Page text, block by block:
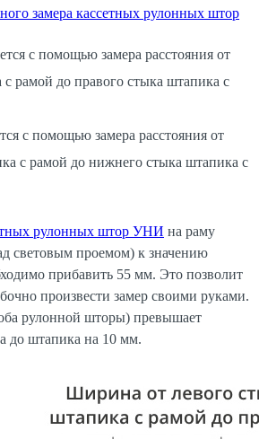
замера кассетных рулонных штор
с помощью замера расстояния от
рамой до правого стыка штапика с
с помощью замера расстояния от
с рамой до нижнего стыка штапика с
рулонных штор УНИ на раму
световым проемом) к значению
прибавить 55 мм. Это позволит
произвести замер своими руками.
рулонной шторы) превышает
до штапика на 10 мм.